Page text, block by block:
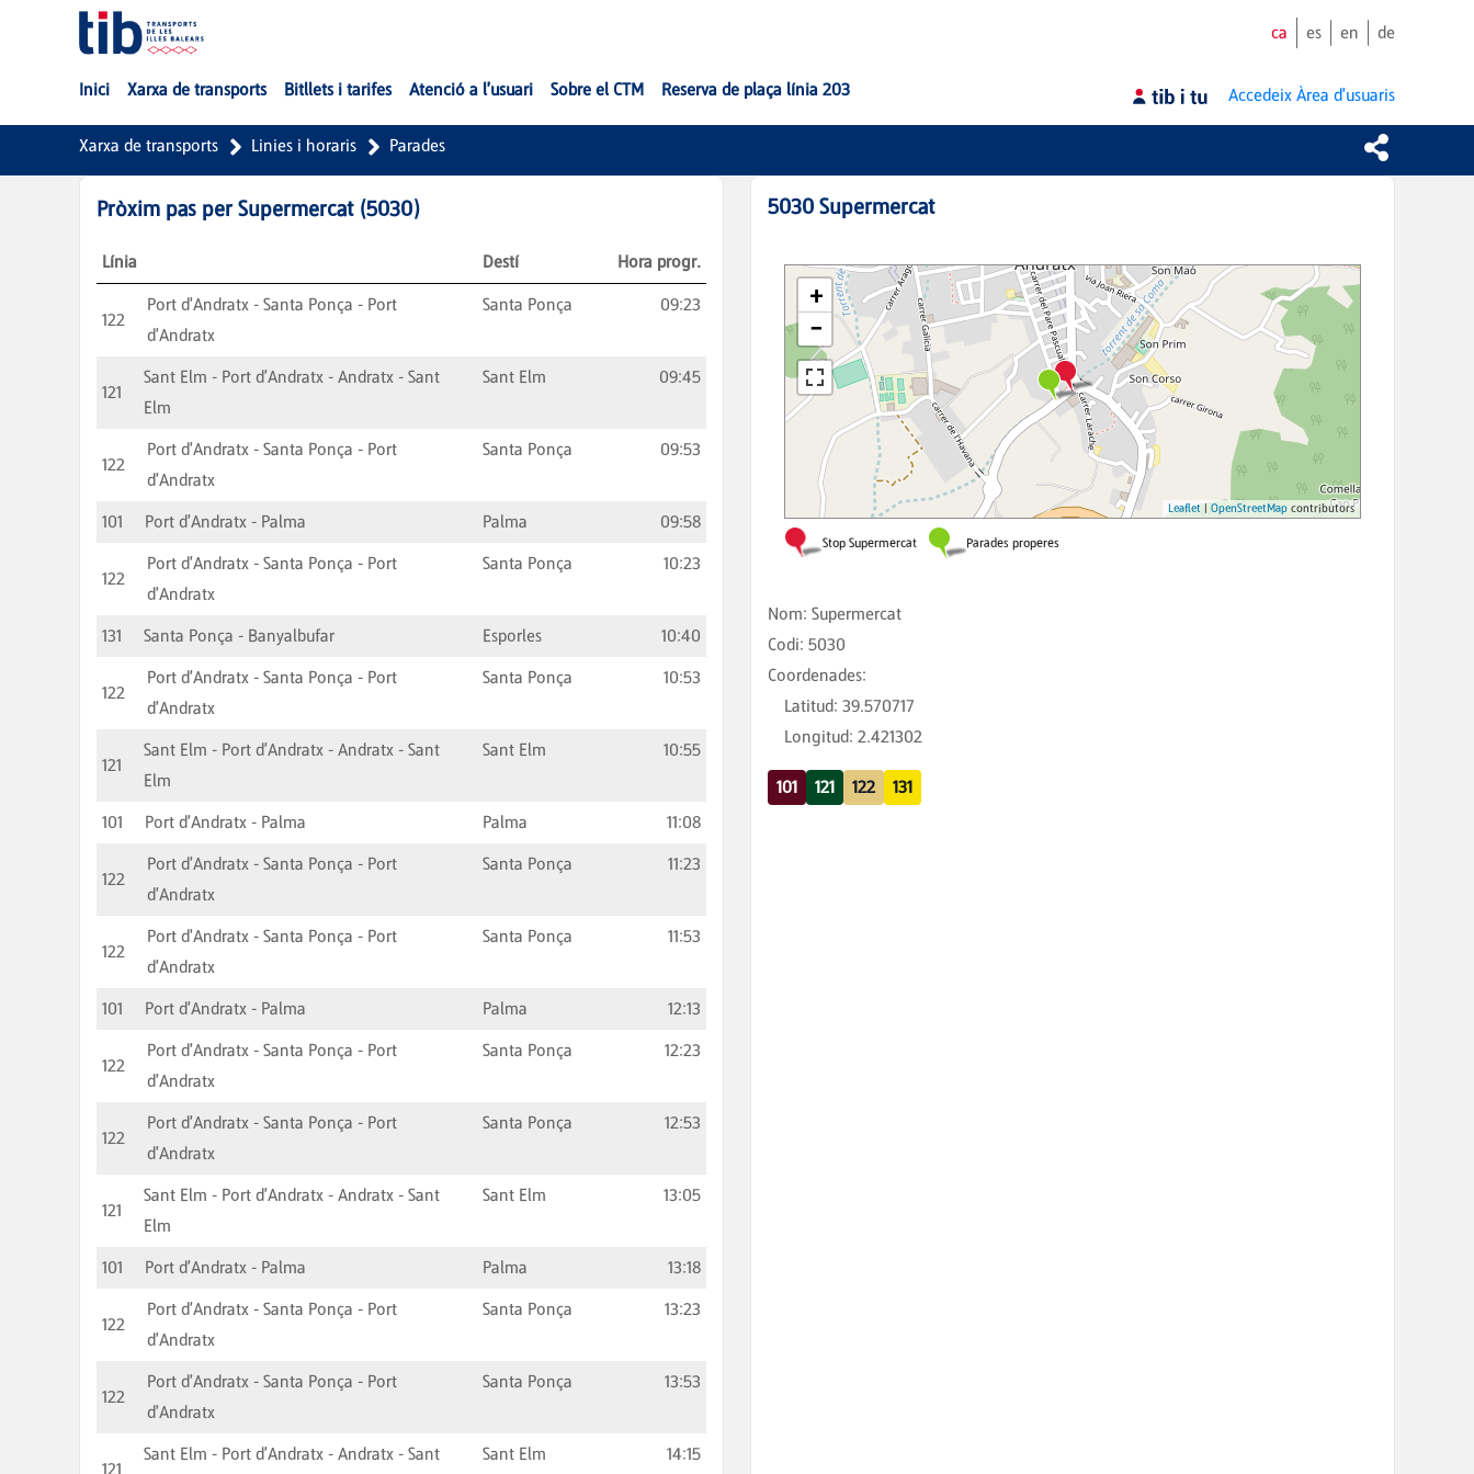
Salta al contingut principal
ca es en de
Inici Xarxa de transports Bitllets i tarifes Atenció a l'usuari Sobre el CTM Reserva de plaça línia 203 Accedeix Àrea d'usuaris
Xarxa de transports Linies i horaris Parades
Pròxim pas per Supermercat (5030)
Línia Destí Hora progr.
122
Port d'Andratx - Santa Ponça - Port
d'Andratx
Santa Ponça 09:23
121
Sant Elm - Port d'Andratx - Andratx - Sant
Elm
Sant Elm 09:45
122
Port d'Andratx - Santa Ponça - Port
d'Andratx
Santa Ponça 09:53
101 Port d'Andratx - Palma Palma 09:58
122
Port d'Andratx - Santa Ponça - Port
d'Andratx
Santa Ponça 10:23
131 Santa Ponça - Banyalbufar Esporles 10:40
122
Port d'Andratx - Santa Ponça - Port
d'Andratx
Santa Ponça 10:53
121
Sant Elm - Port d'Andratx - Andratx - Sant
Elm
Sant Elm 10:55
101 Port d'Andratx - Palma Palma 11:08
122
Port d'Andratx - Santa Ponça - Port
d'Andratx
Santa Ponça 11:23
122
Port d'Andratx - Santa Ponça - Port
d'Andratx
Santa Ponça 11:53
101 Port d'Andratx - Palma Palma 12:13
122
Port d'Andratx - Santa Ponça - Port
d'Andratx
Santa Ponça 12:23
122
Port d'Andratx - Santa Ponça - Port
d'Andratx
Santa Ponça 12:53
121
Sant Elm - Port d'Andratx - Andratx - Sant
Elm
Sant Elm 13:05
101 Port d'Andratx - Palma Palma 13:18
122
Port d'Andratx - Santa Ponça - Port
d'Andratx
Santa Ponça 13:23
122
Port d'Andratx - Santa Ponça - Port
d'Andratx
Santa Ponça 13:53
121
Sant Elm - Port d'Andratx - Andratx - Sant
Sant Elm 14:15
5030 Supermercat
Nom: Supermercat
Codi: 5030
Coordenades:
Latitud: 39.570717
Longitud: 2.421302
101 121 122 131